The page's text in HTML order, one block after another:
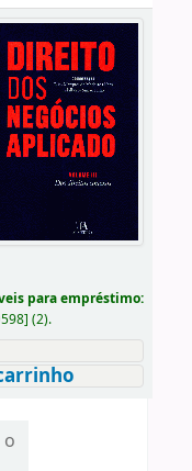
para empréstimo:
] (2).